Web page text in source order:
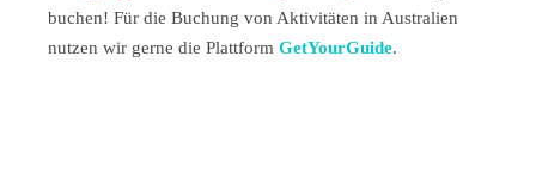
buchen! Für die Buchung von Aktivitäten in Australien
nutzen wir gerne die Plattform GetYourGuide.